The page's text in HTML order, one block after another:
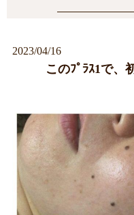
2023/04/16
このﾌﾟﾗｽ1で